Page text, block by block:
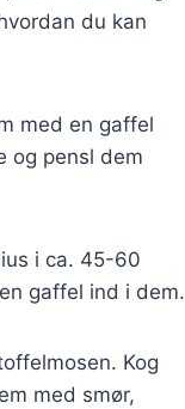
du kan
med en gaffel
og pensl dem
i ca. 45-60
gaffel ind i dem.
Kog
med smør,